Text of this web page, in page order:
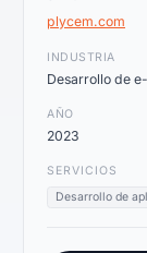
plycem.com
INDUSTRIA
Desarrollo de
AÑO
2023
SERVICIOS
Desarrollo de